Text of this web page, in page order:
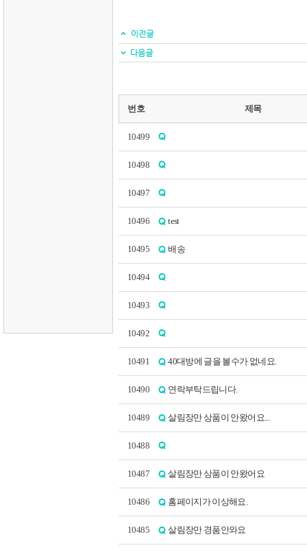
번호 제목
10499
10498
10497
10496 test
10495 배송
10494
10493
10492
10491 40대방에 글을 볼수가 없네요.
10490 연락부탁드립니다.
10489 살림장만 상품이 안왔어요...
10488
10487 살림장만 상품이 안왔어요
10486 홈페이지가 이상해요.
10485 살림장만 경품안와요